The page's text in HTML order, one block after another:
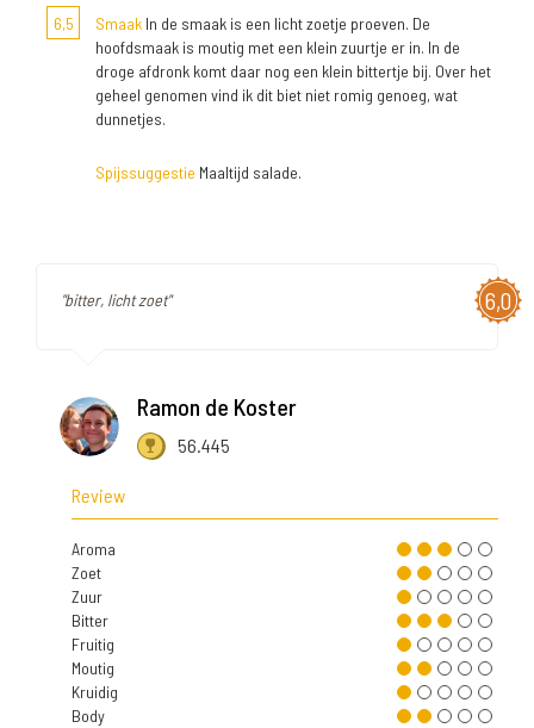
6,5 Smaak In de smaak is een licht zoetje proeven. De
hoofdsmaak is moutig met een klein zuurtje er in. In de
droge afdronk komt daar nog een klein bittertje bij. Over het
geheel genomen vind ik dit biet niet romig genoeg, wat
dunnetjes.
Spijssuggestie Maaltijd salade.
6,0
"bitter, licht zoet"
Ramon de Koster
56.445
Review
Aroma
Zoet
Zuur
Bitter
Fruitig
Moutig
Kruidig
Body